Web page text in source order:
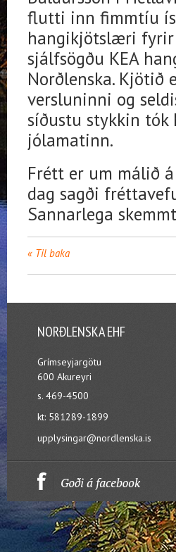
flutti inn fimmtíu
hangikjötslæri fyrir
sjálfsögðu KEA
Norðlenska.
versluninni og
síðustu stykkin
jólamatinn.
Frétt er um málið
dag sagði
Sannarlega
Til baka
NORÐLENSKA EHF
Grímseyjargötu
600 Akureyri
s. 469-4500
kt: 581289-1899
upplysingar@nordlenska.is